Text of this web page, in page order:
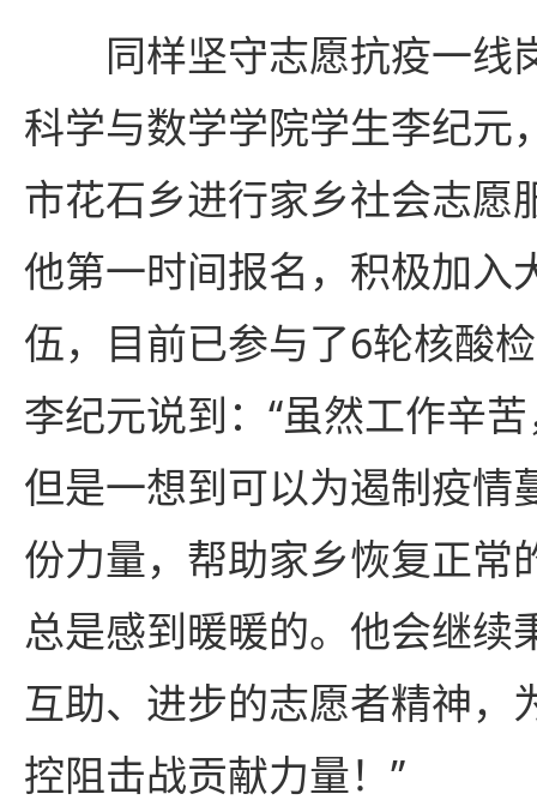
同样坚守志愿抗疫一线
科学与数学学院学生李纪元
市花石乡进行家乡社会志愿
他第一时间报名，积极加入
伍，目前已参与了6轮核酸
李纪元说到：“虽然工作辛
但是一想到可以为遏制疫情
份力量，帮助家乡恢复正常
总是感到暖暖的。他会继续
互助、进步的志愿者精神，
控阻击战贡献力量！”